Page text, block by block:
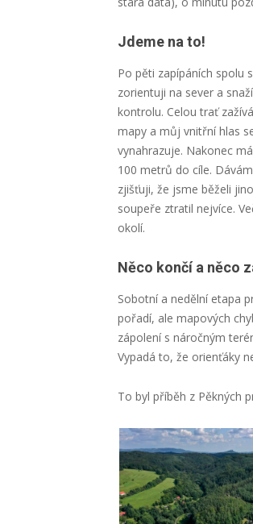
Jdeme na to!
Po pěti zapípáních spolu
zorientuji na sever a
kontrolu. Celou trať
mapy a můj vnitřní hlas
vynahrazuje. Nakonec
100 metrů do cíle.
zjišťuji, že jsme běželi
soupeře ztratil nejvíce.
okolí.
Něco končí a něco
Sobotní a nedělní etapa
pořadí, ale mapových
zápolení s náročným
Vypadá to, že orienťáky
To byl příběh z Pěkných